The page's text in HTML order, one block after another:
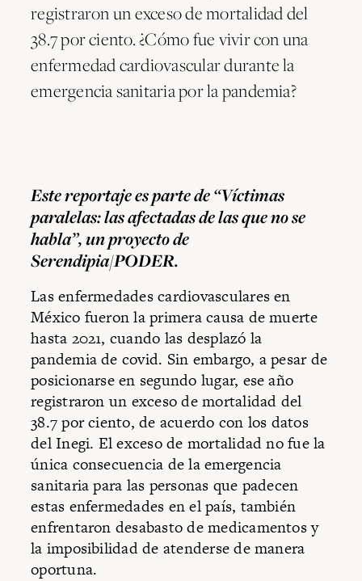
registraron un exceso de mortalidad del
38.7 por ciento. ¿Cómo fue vivir con una
enfermedad cardiovascular durante la
emergencia sanitaria por la pandemia?
Este reportaje es parte de “Víctimas
paralelas: las afectadas de las que no se
habla”, un proyecto de
Serendipia/PODER.
Las enfermedades cardiovasculares en
México fueron la primera causa de muerte
hasta 2021, cuando las desplazó la
pandemia de covid. Sin embargo, a pesar de
posicionarse en segundo lugar, ese año
registraron un exceso de mortalidad del
38.7 por ciento, de acuerdo con los datos
del Inegi. El exceso de mortalidad no fue la
única consecuencia de la emergencia
sanitaria para las personas que padecen
estas enfermedades en el país, también
enfrentaron desabasto de medicamentos y
la imposibilidad de atenderse de manera
oportuna.